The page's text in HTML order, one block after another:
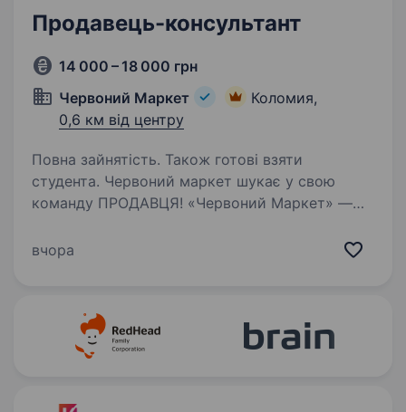
Продавець-консультант
14 000 – 18 000 грн
Червоний Маркет
Коломия,
0,6 км від центру
Повна зайнятість. Також готові взяти
студента. Червоний маркет шукає у свою
команду ПРОДАВЦЯ! «Червоний Маркет» —
і команда, де цінують простоту, чесність і
вчора